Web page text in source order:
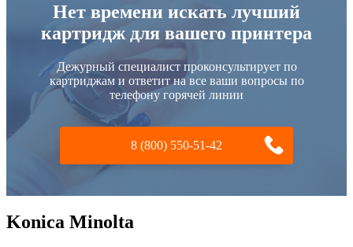
Нет времени искать лучший
картридж для вашего принтера
Дежурный специалист проконсультирует по
картриджам и ответит на все ваши вопросы по
телефону горячей линии
8 (800) 550-51-42
Konica Minolta